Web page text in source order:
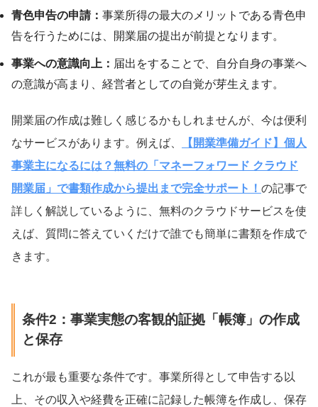
青色申告の申請： 事業所得の最大のメリットである青色申
告を行うためには、開業届の提出が前提となります。
事業への意識向上： 届出をすることで、自分自身の事業へ
の意識が高まり、経営者としての自覚が芽生えます。
開業届の作成は難しく感じるかもしれませんが、今は便利
なサービスがあります。例えば、
【開業準備ガイド】個人
事業主になるには？無料の「マネーフォワード クラウド
開業届」で書類作成から提出まで完全サポート！ の記事で
詳しく解説しているように、無料のクラウドサービスを使
えば、質問に答えていくだけで誰でも簡単に書類を作成で
きます。
条件2：事業実態の客観的証拠「帳簿」の作成
と保存
これが最も重要な条件です。事業所得として申告する以
上、その収入や経費を正確に記録した帳簿を作成し、保存